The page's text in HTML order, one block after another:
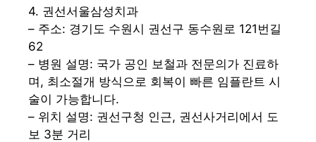
4. 권선서울삼성치과
– 주소: 경기도 수원시 권선구 동수원로 121번길
62
– 병원 설명: 국가 공인 보철과 전문의가 진료하
며, 최소절개 방식으로 회복이 빠른 임플란트 시
술이 가능합니다.
– 위치 설명: 권선구청 인근, 권선사거리에서 도
보 3분 거리